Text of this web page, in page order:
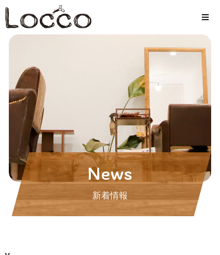
News
新着情報